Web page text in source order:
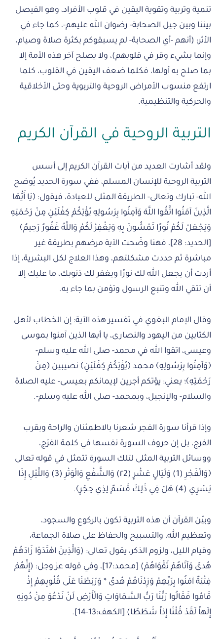
تنمية وتربية وتقوية اليقين في قلوب الأفراد، وهو الفيصل
بيننا وبين جيل الصحابة- رضوان الله عليهم-، كما جاء في
الأثر: (أنهم -أي الصحابة- لم يسبقوكم بكثرة صلاة وصيام،
وإنما بشيء وقر في قلوبهم)، ولا يصلح آخر هذه الأمة إلا
بما صلح به أولها، فكلما ضعف اليقين في القلوب، كلما
ارتفع منسوب الأمراض الروحية والتربوية وحتى الأخلاقية
والحركية والتنظيمية.
التربية الروحية في القرآن الكريم
ولقد أشارت العديد من آيات القرآن الكريم إلى أسس
التربية الروحية للإنسان المسلم، ففي سورة الحديد يُوضح
الله- تبارك وتعالى- الطريقة المثلى للعبادة، فيقول: ﴿يَا أَيُّهَا
الَّذِينَ آمَنُوا اتَّقُوا اللَّهَ وَآمِنُوا بِرَسُولِهِ يُؤْتِكُمْ كِفْلَيْنِ مِنْ رَحْمَتِهِ
وَيَجْعَلْ لَكُمْ نُورًا تَمْشُونَ بِهِ وَيَغْفِرْ لَكُمْ وَاللَّهُ غَفُورٌ رَحِيمٌ﴾
[الحديد: 28]، فهنا وضّحت الآية مرضهم بطريقة غير
مباشرة ثم حددت مشكلتهم، وهذا العلاج لكل البشرية، إذا
أردت أن يجعل الله لك نورًا ويغفر لك ذنوبك، ما عليك إلا
أن تتقي الله وتتبع الرسول وتؤمن بما جاء به.
وقال الإمام البغوي في تفسير هذه الآية: إن الخطاب لأهل
الكتابين من اليهود والنصارى، يا أيها الذين آمنوا بموسى
وعيسى، اتقوا الله في محمد- صلى الله عليه وسلم-
﴿وَآمِنُوا بِرَسُولِهِ﴾ محمد ﴿يُؤْتِكُمْ كِفْلَيْنِ﴾ نصيبين ﴿مِنْ
رَحْمَتِهِ﴾؛ يعني: يؤتكم أجرين لإيمانكم بعيسى- عليه الصلاة
والسلام- والإنجيل، وبمحمد- صلى الله عليه وسلم-.
وإذا قرأنا سورة الفجر شعرنا بالاطمئنان والراحة وبقرب
الفرج، بل إن حروف السورة نفسها في كلمة الفرَج،
ووسائل التربية المثلى لتلك السورة تتمثل في قوله تعالى
﴿وَالْفَجْرِ (1) وَلَيَالٍ عَشْرٍ (٢2) وَالشَّفْعِ وَالْوَتْرِ (3) وَاللَّيْلِ إِذَا
يَسْرِي (4) هَلْ فِي ذَلِكَ قَسَمٌ لِذِي حِجْرٍ﴾.
وبيّن القرآن أن هذه التربية تكون بالركوع والسجود،
وتعظيم الله، والتسبيح والحفاظ على صلاة الجماعة،
وقيام الليل، ولزوم الذكر، يقول تعالى: (وَالَّذِينَ اهْتَدَوْا زَادَهُمْ
هُدىً وَآتَاهُمْ تَقْوَاهُمْ) [محمد:17]، وفي قوله عز وجل: (إِنَّهُمْ
فِتْيَةٌ آمَنُوا بِرَبِّهِمْ وَزِدْنَاهُمْ هُدىً * وَرَبَطْنَا عَلَى قُلُوبِهِمْ إِذْ
قَامُوا فَقَالُوا رَبُّنَا رَبُّ السَّمَاوَاتِ وَالْأَرْضِ لَنْ نَدْعُوَ مِنْ دُونِهِ
إِلَهاً لَقَدْ قُلْنَا إِذاً شَطَطًا) [الكهف:13-14].